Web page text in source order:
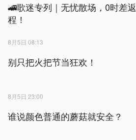
🚄歌迷专列｜无忧散场，0时差返
程！
8月5日 08:13
别只把火把节当狂欢！
8月5日 23:00
谁说颜色普通的蘑菇就安全？